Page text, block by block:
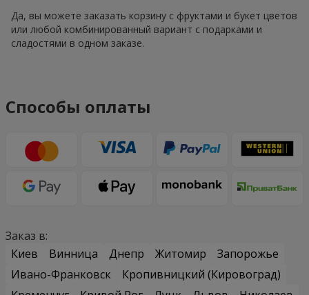
Да, вы можете заказать корзину с фруктами и букет цветов
или любой комбинированный вариант с подарками и
сладостями в одном заказе.
Способы оплаты
Заказ в:
Киев
Винница Днепр Житомир
Запорожье
Ивано-Франковск
Кропивницкий (Кировоград)